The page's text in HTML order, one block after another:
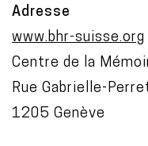
Adresse
www.bhr-suisse.org
Centre de la
Rue Gabrielle-
1205 Genève